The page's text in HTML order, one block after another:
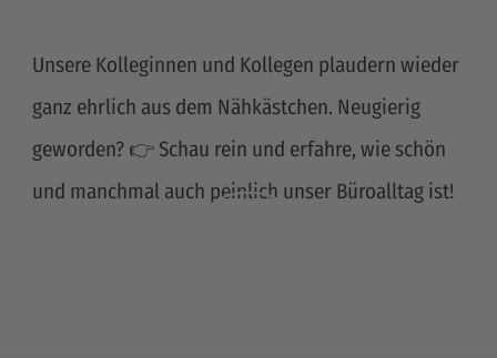
Unsere Kolleginnen und Kollegen plaudern wieder
ganz ehrlich aus dem Nähkästchen. Neugierig
geworden? 👉 Schau rein und erfahre, wie schön
und manchmal auch peinlich unser Büroalltag ist!